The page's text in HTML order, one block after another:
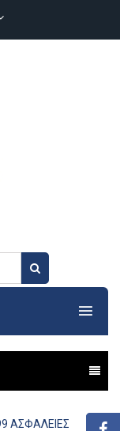
ΑΣΦΑΛΕΙΕΣ